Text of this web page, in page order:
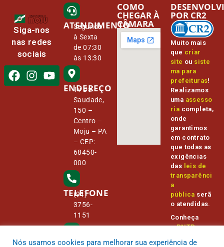
Siga-nos
nas redes
sociais
ATENDIMENTO
Segunda
à Sexta
de 07:30
às 13:30
ENDEREÇO
Tv Da
Saudade,
150 –
Centro –
Moju – PA
– CEP:
68450-
000
TELEFONE
(91)
3756-
1151
COMO
CHEGAR À
CÂMARA
Muito mais
que criar
site ou siste
ma para
prefeituras!
Realizamos
uma assesso
ria completa,
onde
garantimos
em contrato
que todas as
exigências
das leis de
transparênci
a
pública serã
o atendidas.
Conheça
oPNTPe
POR CR2
Nós usamos cookies para melhorar sua experiência de